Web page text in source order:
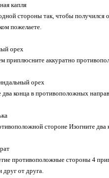
капля
стороны так, чтобы получился
пожелаете.
орех
приплюсните аккуратно
орех
конца в противоположных
стороне Изогните два
противоположные стороны 4
друг от друга.